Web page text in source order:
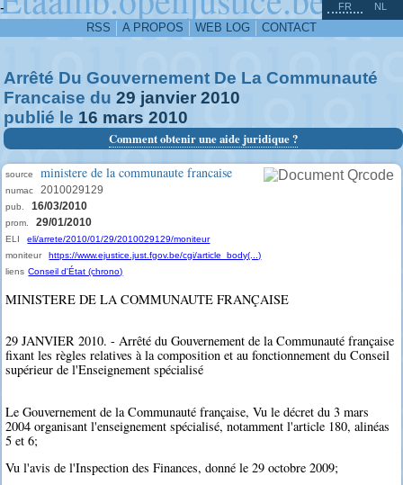
-
RSS A PROPOS WEB LOG CONTACT
FR NL
Arrêté Du Gouvernement De La Communauté
Francaise du 29 janvier 2010
publié le 16 mars 2010
Comment obtenir une aide juridique ?
source ministere de la communaute francaise
numac 2010029129
pub. 16/03/2010
prom. 29/01/2010
ELI
eli/arrete/2010/01/29/2010029129/moniteur
moniteur
https://www.ejustice.just.fgov.be/cgi/article_body(...)
liens Conseil d'État (chrono)
MINISTERE DE LA COMMUNAUTE FRANÇAISE
29 JANVIER 2010. - Arrêté du Gouvernement de la Communauté française
fixant les règles relatives à la composition et au fonctionnement du Conseil
supérieur de l'Enseignement spécialisé
Le Gouvernement de la Communauté française, Vu le décret du 3 mars
2004 organisant l'enseignement spécialisé, notamment l'article 180, alinéas
5 et 6;
Vu l'avis de l'Inspection des Finances, donné le 29 octobre 2009;
^